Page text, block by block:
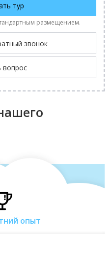
тур
размещением.
звонок
вопрос
опыт